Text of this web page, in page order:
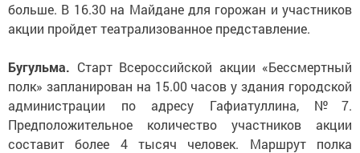
больше. В 16.30 на Майдане для горожан и участников
акции пройдет театрализованное представление.
Бугульма. Старт Всероссийской акции «Бессмертный
полк» запланирован на 15.00 часов у здания городской
администрации по адресу Гафиатуллина, №7.
Предположительное количество участников акции
составит более 4 тысяч человек. Маршрут полка